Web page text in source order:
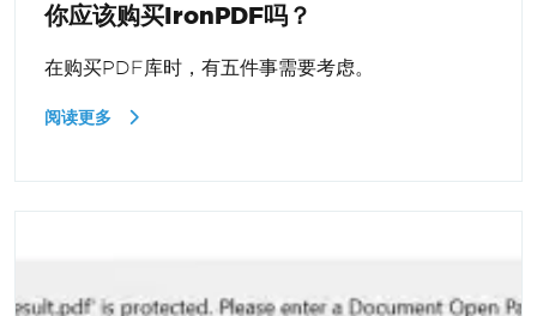
你应该购买IronPDF吗？
在购买PDF库时，有五件事需要考虑。
阅读更多